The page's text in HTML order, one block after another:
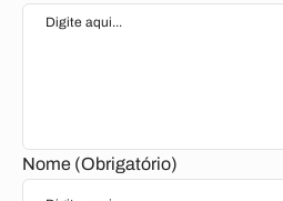
Nome (Obrigatório)